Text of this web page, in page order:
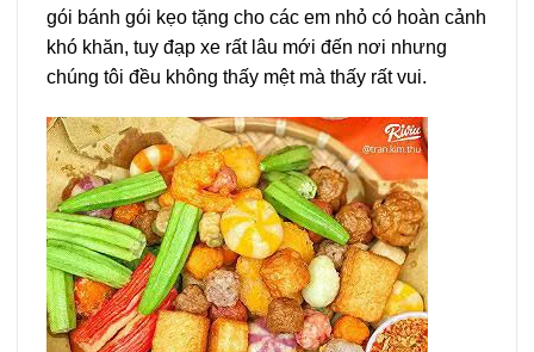
gói bánh gói kẹo tặng cho các em nhỏ có hoàn cảnh
khó khăn, tuy đạp xe rất lâu mới đến nơi nhưng
chúng tôi đều không thấy mệt mà thấy rất vui.